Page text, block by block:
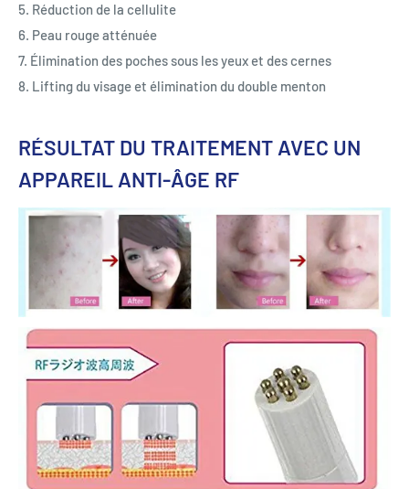
5. Réduction de la cellulite
6. Peau rouge atténuée
7. Élimination des poches sous les yeux et des cernes
8. Lifting du visage et élimination du double menton
RÉSULTAT DU TRAITEMENT AVEC UN
APPAREIL ANTI-ÂGE RF